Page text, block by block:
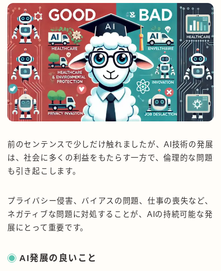
前のセンテンスで少しだけ触れましたが、AI技術の発展
は、社会に多くの利益をもたらす一方で、倫理的な問題
も引き起こします。
プライバシー侵害、バイアスの問題、仕事の喪失など、
ネガティブな問題に対処することが、AIの持続可能な発
展にとって重要です。
AI発展の良いこと